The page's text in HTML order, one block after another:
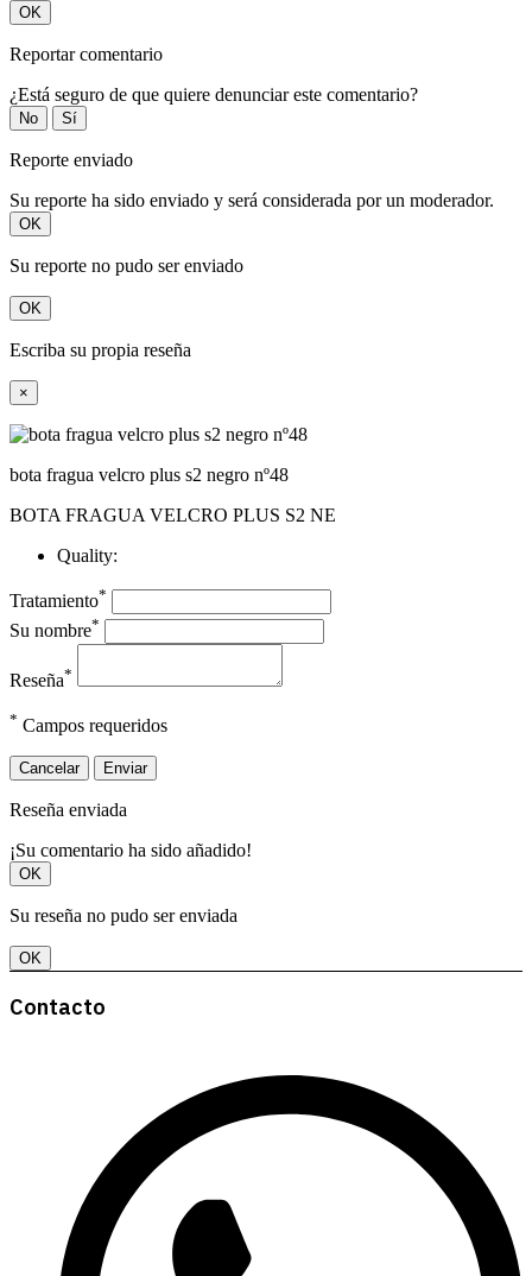
OK
Reportar comentario
¿Está seguro de que quiere denunciar este comentario?
No Sí
Reporte enviado
Su reporte ha sido enviado y será considerada por un moderador.
OK
Su reporte no pudo ser enviado
OK
Escriba su propia reseña
×
bota fragua velcro plus s2 negro nº48
BOTA FRAGUA VELCRO PLUS S2 NE
Quality:
Tratamiento*
Su nombre*
Reseña*
* Campos requeridos
Cancelar Enviar
Reseña enviada
¡Su comentario ha sido añadido!
OK
Su reseña no pudo ser enviada
OK
Contacto